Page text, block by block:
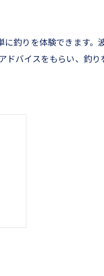
釣りを体験できます。
ドバイスをもらい、釣り